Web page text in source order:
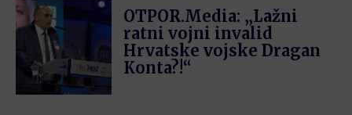
OTPOR.Media: „Lažni
ratni vojni invalid
Hrvatske vojske Dragan
Konta?!“